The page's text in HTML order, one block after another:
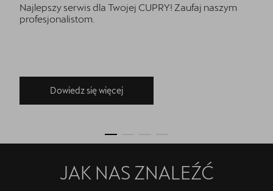
Najlepszy serwis dla Twojej CUPRY! Zaufaj naszym
profesjonalistom.
Dowiedz się więcej
JAK NAS ZNALEŹĆ